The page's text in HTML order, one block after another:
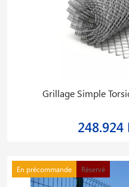
Grillage Simple
248.924
En précommande Réservé